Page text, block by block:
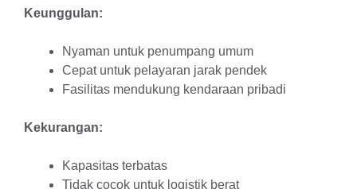
Keunggulan:
Nyaman untuk penumpang umum
Cepat untuk pelayaran jarak pendek
Fasilitas mendukung kendaraan pribadi
Kekurangan:
Kapasitas terbatas
Tidak cocok untuk logistik berat